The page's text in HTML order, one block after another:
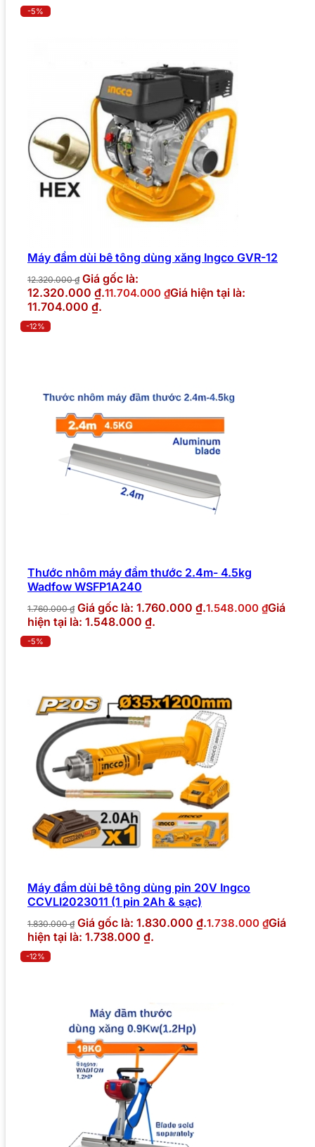
-5%
Máy đầm dùi bê tông dùng xăng Ingco GVR-12
12.320.000₫ Giá gốc là:
12.320.000 ₫.11.704.000 ₫Giá hiện tại là:
11.704.000 ₫.
-12%
Thước nhôm máy đầm thước 2.4m- 4.5kg
Wadfow WSFP1A240
1.760.000₫ Giá gốc là: 1.760.000 ₫.1.548.000 ₫Giá
hiện tại là: 1.548.000 ₫.
-5%
Máy đầm dùi bê tông dùng pin 20V Ingco
CCVLI2023011 (1 pin 2Ah & sạc)
1.830.000₫ Giá gốc là: 1.830.000 ₫.1.738.000 ₫Giá
hiện tại là: 1.738.000 ₫.
-12%